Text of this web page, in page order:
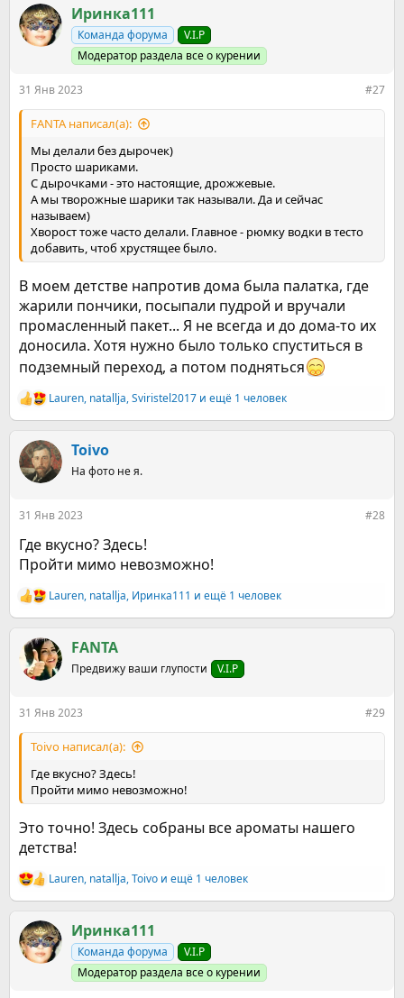
к
ц
и
Иринка111
Команда форума
V.I.P
Модератор раздела все о курении
31 Янв 2023 #27
FANTA написал(а):
Мы делали без дырочек)
Просто шариками.
С дырочками - это настоящие, дрожжевые.
А мы творожные шарики так называли. Да и сейчас
называем)
Хворост тоже часто делали. Главное - рюмку водки в тесто
добавить, чтоб хрустящее было.
В моем детстве напротив дома была палатка, где
жарили пончики, посыпали пудрой и вручали
промасленный пакет... Я не всегда и до дома-то их
доносила. Хотя нужно было только спуститься в
подземный переход, а потом подняться
Р
е
к
ц
и
Lauren, natallja,Sviristel2017 и ещё 1 человек
Toivo
На фото не я.
31 Янв 2023 #28
Где вкусно? Здесь!
Пройти мимо невозможно!
Р
е
к
ц
и
Lauren, natallja, Иринка111 и ещё 1 человек
FANTA
Предвижу ваши глупости V.I.P
31 Янв 2023 #29
Toivo написал(а):
Где вкусно? Здесь!
Пройти мимо невозможно!
Это точно! Здесь собраны все ароматы нашего
детства!
Р
е
к
ц
и
Lauren, natallja,Toivo и ещё 1 человек
Иринка111
Команда форума
V.I.P
Модератор раздела все о курении